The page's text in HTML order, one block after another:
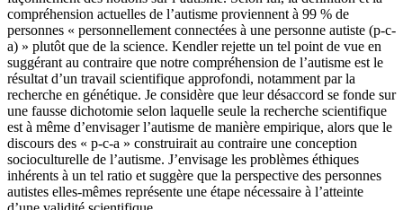
compréhension actuelles de l’autisme proviennent à 99 % de
personnes « personnellement connectées à une personne autiste (p-c-
a) » plutôt que de la science. Kendler rejette un tel point de vue en
suggérant au contraire que notre compréhension de l’autisme est le
résultat d’un travail scientifique approfondi, notamment par la
recherche en génétique. Je considère que leur désaccord se fonde sur
une fausse dichotomie selon laquelle seule la recherche scientifique
est à même d’envisager l’autisme de manière empirique, alors que le
discours des « p-c-a » construirait au contraire une conception
socioculturelle de l’autisme. J’envisage les problèmes éthiques
inhérents à un tel ratio et suggère que la perspective des personnes
autistes elles-mêmes représente une étape nécessaire à l’atteinte